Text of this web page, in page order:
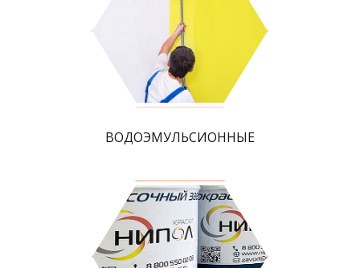
ВОДОЭМУЛЬСИОННЫЕ